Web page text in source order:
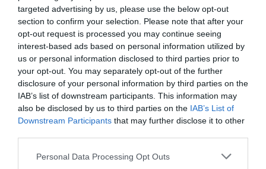
targeted advertising by us, please use the below opt-out
section to confirm your selection. Please note that after your
opt-out request is processed you may continue seeing
interest-based ads based on personal information utilized by
us or personal information disclosed to third parties prior to
your opt-out. You may separately opt-out of the further
disclosure of your personal information by third parties on the
IAB’s list of downstream participants. This information may
also be disclosed by us to third parties on the IAB’s List of
Downstream Participants that may further disclose it to other
Personal Data Processing Opt Outs
inflamación. De este modo, Esteve amplía su
gama Calmiox para calmar las irritaciones de
la piel.
Últimas semanas para presentar candidatura a los VI
Premios Esteve y la Beca Esteve de Innovación en Salud
Noticias y novedades Redacción
20/01/2016
La convocatoria de los VI Premios Esteve «Unidos por la Atención al
Paciente» y de las Becas de Innovación en Salud «Atención Sanitaria
al Paciente Crónico» llega a la recta final. El plazo de presentación de
reconocimientos, a los que pueden optar todos los profesionales de
en España. El objetivo de ambas iniciativas es reconocer la labor que